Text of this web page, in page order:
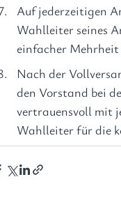
Auf jederzeitigen
Wahlleiter seines
einfacher
Nach der
den Vorstand bei
vertrauensvoll mit
Wahlleiter für die